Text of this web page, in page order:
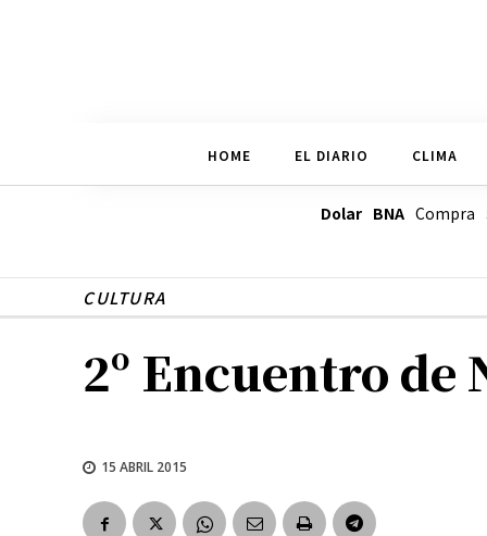
HOME EL DIARIO CLIMA
Dolar BNACompra
CULTURA
2º Encuentro de
15 ABRIL 2015